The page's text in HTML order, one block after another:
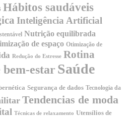
Hábitos saudáveis
Inteligência Artificial
Nutrição equilibrada
de espaço Otimização de
Redução do Estresse Rotina
bem-estar Saúde
Segurança de dados Tecnologia da
Tendencias de moda
Técnicas de relaxamento Utensílios de